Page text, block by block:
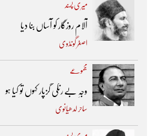
میری پسند
آلام روزگار کو آساں بنا دیا
اصغر گونڈوی
مجموعے
وجہِ بے رنگی گزپار کہوں تو کیا ہو
ساحر لدھیانوی